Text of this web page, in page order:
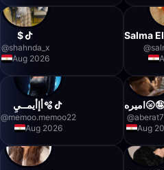
$
@shahnda_x
Aug 2026
Salma
@
أإأيمــيِ🫧
@memoo.memoo22
Aug 2026
اميره🌝🤪
@
Aug